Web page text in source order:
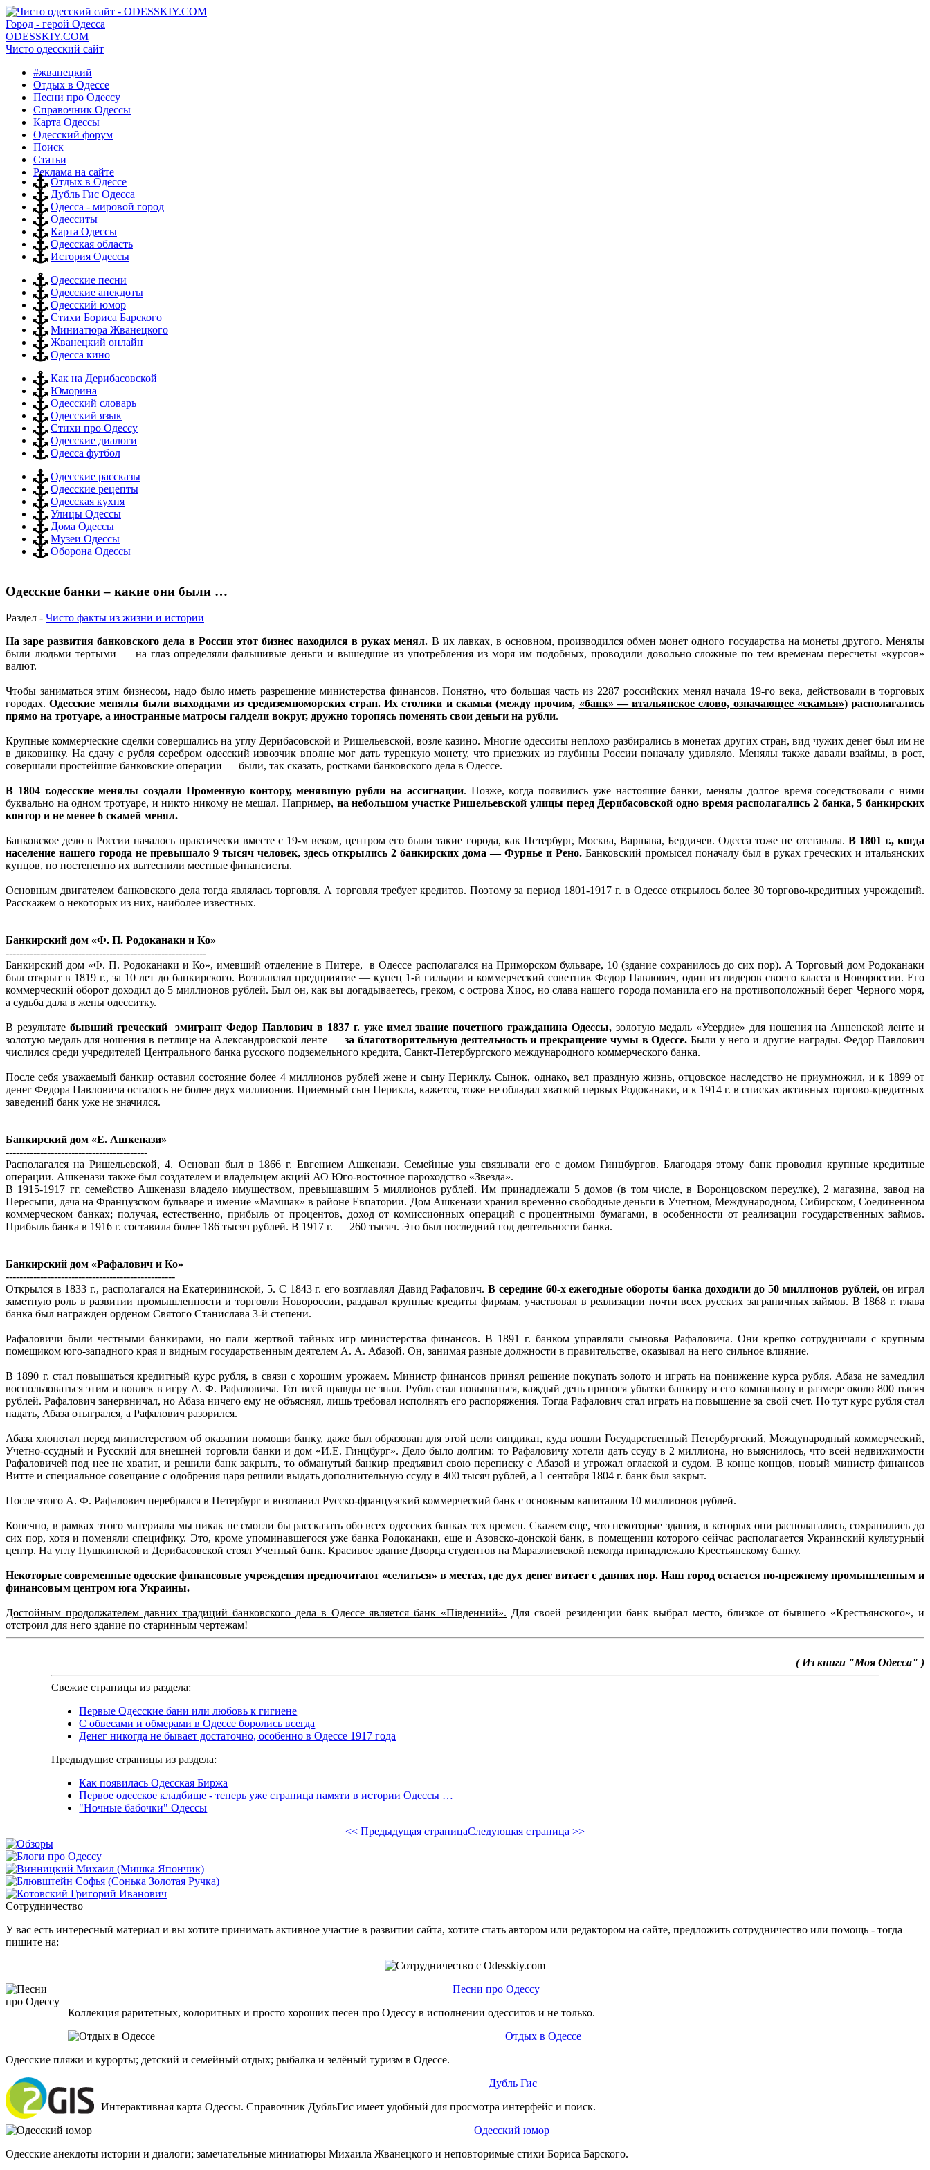
Город - герой Одесса
ODESSKIY.COM
Чисто одесский сайт
#жванецкий
Отдых в Одессе
Песни про Одессу
Справочник Одессы
Карта Одессы
Одесский форум
Поиск
Статьи
Реклама на сайте
Отдых в Одессе
Дубль Гис Одесса
Одесса - мировой город
Одесситы
Карта Одессы
Одесская область
История Одессы
Одесские песни
Одесские анекдоты
Одесский юмор
Стихи Бориса Барского
Миниатюра Жванецкого
Жванецкий онлайн
Одесса кино
Как на Дерибасовской
Юморина
Одесский словарь
Одесский язык
Стихи про Одессу
Одесские диалоги
Одесса футбол
Одесские рассказы
Одесские рецепты
Одесская кухня
Улицы Одессы
Дома Одессы
Музеи Одессы
Оборона Одессы
Одесские банки – какие они были …
Раздел - Чисто факты из жизни и истории
На заре развития банковского дела в России этот бизнес находился в руках менял. В их лавках, в основном, производился обмен монет одного государства на монеты другого. Менялы
были людьми тертыми — на глаз определяли фальшивые деньги и вышедшие из употребления из моря им подобных, проводили довольно сложные по тем временам пересчеты «курсов»
валют.
Чтобы заниматься этим бизнесом, надо было иметь разрешение министерства финансов. Понятно, что большая часть из 2287 российских менял начала 19-го века, действовали в торговых
городах.Одесские менялы были выходцами из средиземноморских стран. Их столики и скамьи (между прочим, «банк» — итальянское слово, означающее «скамья») располагались
прямо на тротуаре, а иностранные матросы галдели вокруг, дружно торопясь поменять свои деньги на рубли.
Крупные коммерческие сделки совершались на углу Дерибасовской и Ришельевской, возле казино. Многие одесситы неплохо разбирались в монетах других стран, вид чужих денег был им не
в диковинку. На сдачу с рубля серебром одесский извозчик вполне мог дать турецкую монету, что приезжих из глубины России поначалу удивляло. Менялы также давали взаймы, в рост,
совершали простейшие банковские операции — были, так сказать, ростками банковского дела в Одессе.
В 1804 г.одесские менялы создали Променную контору, менявшую рубли на ассигнации. Позже, когда появились уже настоящие банки, менялы долгое время соседствовали с ними
буквально на одном тротуаре, и никто никому не мешал. Например, на небольшом участке Ришельевской улицы перед Дерибасовской одно время располагались 2 банка, 5 банкирских
контор и не менее 6 скамей менял.
Банковское дело в России началось практически вместе с 19-м веком, центром его были такие города, как Петербург, Москва, Варшава, Бердичев. Одесса тоже не отставала. В 1801 г., когда
население нашего города не превышало 9 тысяч человек, здесь открылись 2 банкирских дома — Фурнье и Рено. Банковский промысел поначалу был в руках греческих и итальянских
купцов, но постепенно их вытеснили местные финансисты.
Основным двигателем банковского дела тогда являлась торговля. А торговля требует кредитов. Поэтому за период 1801-1917 г. в Одессе открылось более 30 торгово-кредитных учреждений.
Расскажем о некоторых из них, наиболее известных.
Банкирский дом «Ф. П. Родоканаки и Ко»
----------------------------------------------------------
Банкирский дом «Ф. П. Родоканаки и Ко», имевший отделение в Питере, в Одессе располагался на Приморском бульваре, 10 (здание сохранилось до сих пор). А Торговый дом Родоканаки
был открыт в 1819 г., за 10 лет до банкирского. Возглавлял предприятие — купец 1-й гильдии и коммерческий советник Федор Павлович, один из лидеров своего класса в Новороссии. Его
коммерческий оборот доходил до 5 миллионов рублей. Был он, как вы догадываетесь, греком, с острова Хиос, но слава нашего города поманила его на противоположный берег Черного моря,
а судьба дала в жены одесситку.
В результате бывший греческий эмигрантФедор Павлович в 1837 г. уже имел звание почетного гражданина Одессы, золотую медаль «Усердие» для ношения на Анненской ленте и
золотую медаль для ношения в петлице на Александровской ленте — за благотворительную деятельность и прекращение чумы в Одессе. Были у него и другие награды. Федор Павлович
числился среди учредителей Центрального банка русского подземельного кредита, Санкт-Петербургского международного коммерческого банка.
После себя уважаемый банкир оставил состояние более 4 миллионов рублей жене и сыну Периклу. Сынок, однако, вел праздную жизнь, отцовское наследство не приумножил, и к 1899 от
денег Федора Павловича осталось не более двух миллионов. Приемный сын Перикла, кажется, тоже не обладал хваткой первых Родоканаки, и к 1914 г. в списках активных торгово-кредитных
заведений банк уже не значился.
Банкирский дом «Е. Ашкенази»
-----------------------------------------
Располагался на Ришельевской, 4. Основан был в 1866 г. Евгением Ашкенази. Семейные узы связывали его с домом Гинцбургов. Благодаря этому банк проводил крупные кредитные
операции. Ашкенази также был создателем и владельцем акций АО Юго-восточное пароходство «Звезда».
В 1915-1917 гг. семейство Ашкенази владело имуществом, превышавшим 5 миллионов рублей. Им принадлежали 5 домов (в том числе, в Воронцовском переулке), 2 магазина, завод на
Пересыпи, дача на Французском бульваре и имение «Мамшак» в районе Евпатории. Дом Ашкенази хранил временно свободные деньги в Учетном, Международном, Сибирском, Соединенном
коммерческом банках; получая, естественно, прибыль от процентов, доход от комиссионных операций с процентными бумагами, в особенности от реализации государственных займов.
Прибыль банка в 1916 г. составила более 186 тысяч рублей. В 1917 г. — 260 тысяч. Это был последний год деятельности банка.
Банкирский дом «Рафалович и Ко»
-------------------------------------------------
Открылся в 1833 г., располагался на Екатерининской, 5. С 1843 г. его возглавлял Давид Рафалович. В середине 60-х ежегодные обороты банка доходили до 50 миллионов рублей, он играл
заметную роль в развитии промышленности и торговли Новороссии, раздавал крупные кредиты фирмам, участвовал в реализации почти всех русских заграничных займов. В 1868 г. глава
банка был награжден орденом Святого Станислава 3-й степени.
Рафаловичи были честными банкирами, но пали жертвой тайных игр министерства финансов. В 1891 г. банком управляли сыновья Рафаловича. Они крепко сотрудничали с крупным
помещиком юго-западного края и видным государственным деятелем А. А. Абазой. Он, занимая разные должности в правительстве, оказывал на него сильное влияние.
В 1890 г. стал повышаться кредитный курс рубля, в связи с хорошим урожаем. Министр финансов принял решение покупать золото и играть на понижение курса рубля. Абаза не замедлил
воспользоваться этим и вовлек в игру А. Ф. Рафаловича. Тот всей правды не знал. Рубль стал повышаться, каждый день принося убытки банкиру и его компаньону в размере около 800 тысяч
рублей. Рафалович занервничал, но Абаза ничего ему не объяснял, лишь требовал исполнять его распоряжения. Тогда Рафалович стал играть на повышение за свой счет. Но тут курс рубля стал
падать, Абаза отыгрался, а Рафалович разорился.
Абаза хлопотал перед министерством об оказании помощи банку, даже был образован для этой цели синдикат, куда вошли Государственный Петербургский, Международный коммерческий,
Учетно-ссудный и Русский для внешней торговли банки и дом «И.Е. Гинцбург». Дело было долгим: то Рафаловичу хотели дать ссуду в 2 миллиона, но выяснилось, что всей недвижимости
Рафаловичей под нее не хватит, и решили банк закрыть, то обманутый банкир предъявил свою переписку с Абазой и угрожал оглаской и судом. В конце концов, новый министр финансов
Витте и специальное совещание с одобрения царя решили выдать дополнительную ссуду в 400 тысяч рублей, а 1 сентября 1804 г. банк был закрыт.
После этого А. Ф. Рафалович перебрался в Петербург и возглавил Русско-французский коммерческий банк с основным капиталом 10 миллионов рублей.
Конечно, в рамках этого материала мы никак не смогли бы рассказать обо всех одесских банках тех времен. Скажем еще, что некоторые здания, в которых они располагались, сохранились до
сих пор, хотя и поменяли специфику. Это, кроме упоминавшегося уже банка Родоканаки, еще и Азовско-донской банк, в помещении которого сейчас располагается Украинский культурный
центр. На углу Пушкинской и Дерибасовской стоял Учетный банк. Красивое здание Дворца студентов на Маразлиевской некогда принадлежало Крестьянскому банку.
Некоторые современные одесские финансовые учреждения предпочитают «селиться» в местах, где дух денег витает с давних пор. Наш город остается по-прежнему промышленным и
финансовым центром юга Украины.
Достойным продолжателем давних традиций банковского дела в Одессе является банк «Південний». Для своей резиденции банк выбрал место, близкое от бывшего «Крестьянского», и
отстроил для него здание по старинным чертежам!
( Из книги "Моя Одесса" )
Свежие страницы из раздела:
Первые Одесские бани или любовь к гигиене
С обвесами и обмерами в Одессе боролись всегда
Денег никогда не бывает достаточно, особенно в Одессе 1917 года
Предыдущие страницы из раздела:
Как появилась Одесская Биржа
Первое одесское кладбище - теперь уже страница памяти в истории Одессы …
"Ночные бабочки" Одессы
<< Предыдущая страницаСледующая страница >>
Сотрудничество
У вас есть интересный материал и вы хотите принимать активное участие в развитии сайта, хотите стать автором или редактором на сайте, предложить сотрудничество или помощь - тогда
пишите на:
Песни про Одессу
Коллекция раритетных, колоритных и просто хороших песен про Одессу в исполнении одесситов и не только.
Отдых в Одессе
Одесские пляжи и курорты; детский и семейный отдых; рыбалка и зелёный туризм в Одессе.
Дубль Гис
Интерактивная карта Одессы. Справочник ДубльГис имеет удобный для просмотра интерфейс и поиск.
Одесский юмор
Одесские анекдоты истории и диалоги; замечательные миниатюры Михаила Жванецкого и неповторимые стихи Бориса Барского.